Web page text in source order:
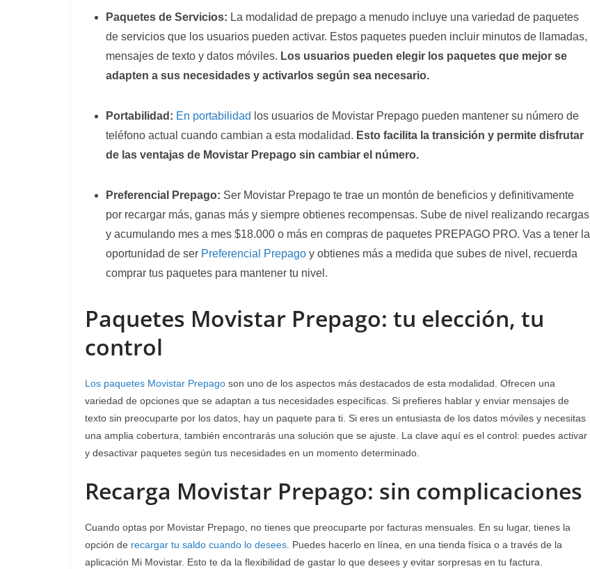
Paquetes de Servicios: La modalidad de prepago a menudo incluye una variedad de paquetes
de servicios que los usuarios pueden activar. Estos paquetes pueden incluir minutos de llamadas,
mensajes de texto y datos móviles. Los usuarios pueden elegir los paquetes que mejor se
adapten a sus necesidades y activarlos según sea necesario.
Portabilidad: En portabilidad los usuarios de Movistar Prepago pueden mantener su número de
teléfono actual cuando cambian a esta modalidad. Esto facilita la transición y permite disfrutar
de las ventajas de Movistar Prepago sin cambiar el número.
Preferencial Prepago: Ser Movistar Prepago te trae un montón de beneficios y definitivamente
por recargar más, ganas más y siempre obtienes recompensas. Sube de nivel realizando recargas
y acumulando mes a mes $18.000 o más en compras de paquetes PREPAGO PRO. Vas a tener la
oportunidad de ser Preferencial Prepago y obtienes más a medida que subes de nivel, recuerda
comprar tus paquetes para mantener tu nivel.
Paquetes Movistar Prepago: tu elección, tu
control
Los paquetes Movistar Prepago son uno de los aspectos más destacados de esta modalidad. Ofrecen una
variedad de opciones que se adaptan a tus necesidades específicas. Si prefieres hablar y enviar mensajes de
texto sin preocuparte por los datos, hay un paquete para ti. Si eres un entusiasta de los datos móviles y necesitas
una amplia cobertura, también encontrarás una solución que se ajuste. La clave aquí es el control: puedes activar
y desactivar paquetes según tus necesidades en un momento determinado.
Recarga Movistar Prepago: sin complicaciones
Cuando optas por Movistar Prepago, no tienes que preocuparte por facturas mensuales. En su lugar, tienes la
opción de recargar tu saldo cuando lo desees. Puedes hacerlo en línea, en una tienda física o a través de la
aplicación Mi Movistar. Esto te da la flexibilidad de gastar lo que desees y evitar sorpresas en tu factura.